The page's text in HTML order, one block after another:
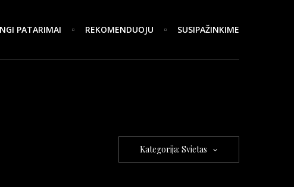
PATARIMAI REKOMENDUOJU SUSIPAŽINKIME
Kategorija: Svietas